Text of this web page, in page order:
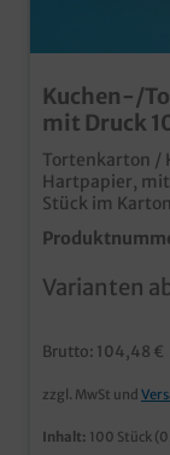
Kuchen-/
mit Druck
Tortenkarton /
Hartpapier,
Stück im
praktische
Gebäck verschiedene Größen, ideal für Kuchenteller
Varianten
Brutto: 104,48 €
zzgl. MwSt und
Inhalt: 100 Stück